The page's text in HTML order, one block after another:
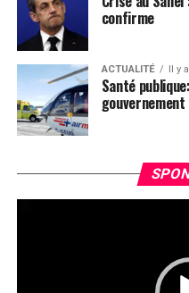
comments
comments confirme
ACTUALITÉ Il y
Santé